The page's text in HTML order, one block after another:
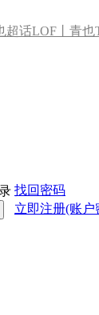
超话LOF丨青也
找回密码
立即注册(账